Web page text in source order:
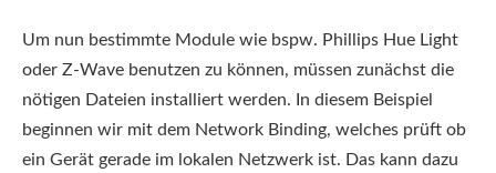
Um nun bestimmte Module wie bspw. Phillips Hue Light
oder Z-Wave benutzen zu können, müssen zunächst die
nötigen Dateien installiert werden. In diesem Beispiel
beginnen wir mit dem Network Binding, welches prüft ob
ein Gerät gerade im lokalen Netzwerk ist. Das kann dazu